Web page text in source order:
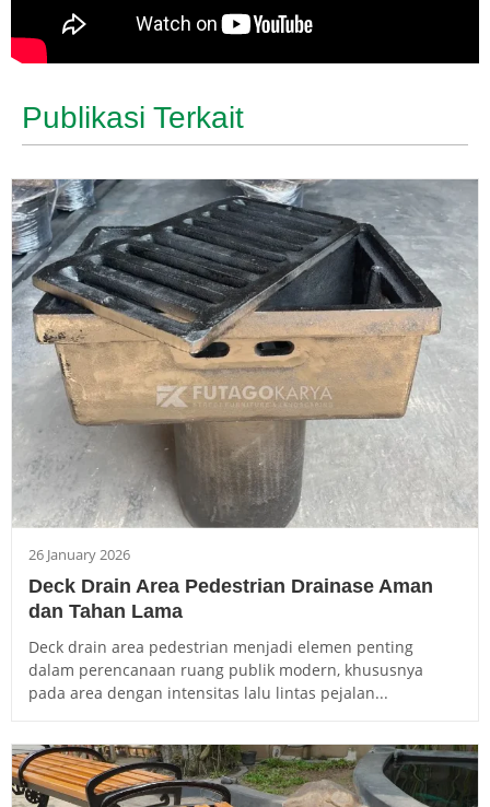
Publikasi Terkait
26 January 2026
Deck Drain Area Pedestrian Drainase Aman
dan Tahan Lama
Deck drain area pedestrian menjadi elemen penting
dalam perencanaan ruang publik modern, khususnya
pada area dengan intensitas lalu lintas pejalan...